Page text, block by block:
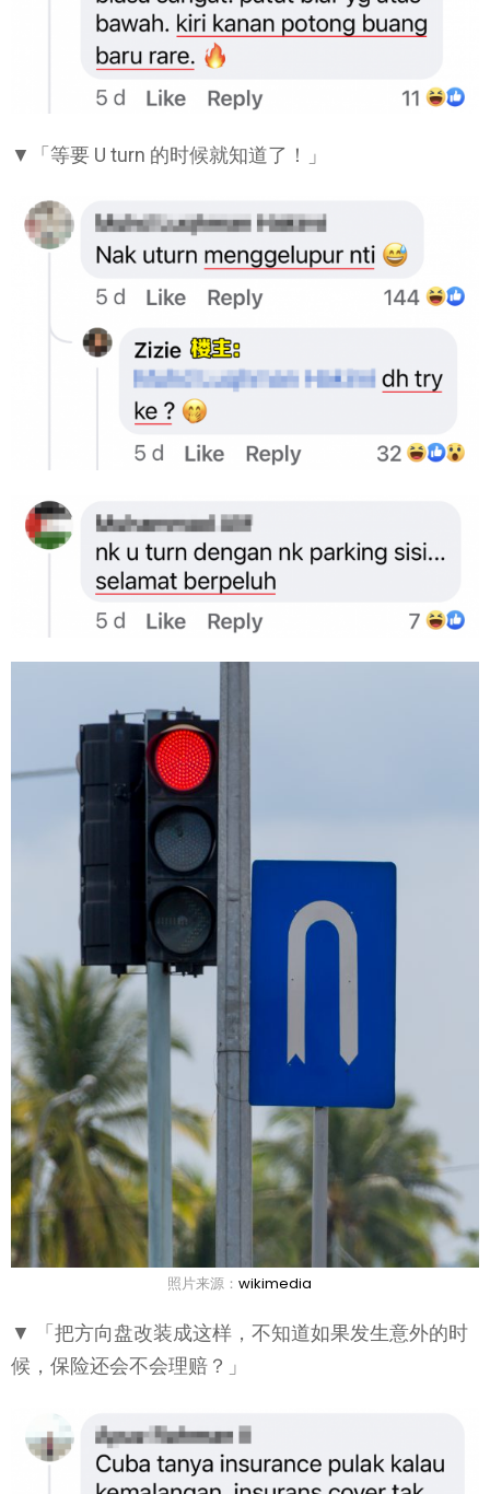
▼「等要 U turn 的时候就知道了！」
照片来源： wikimedia
▼ 「把方向盘改装成这样，不知道如果发生意外的时
候，保险还会不会理赔？」